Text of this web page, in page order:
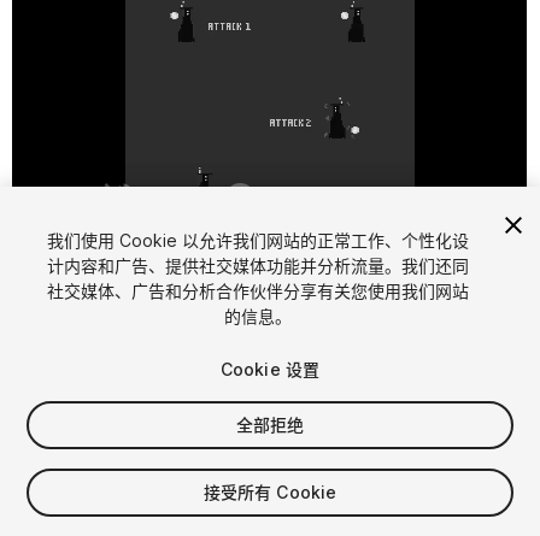
1/2
$4.99
增值税将在结算时计算
我们使用 Cookie 以允许我们网站的正常工作、个性化设
计内容和广告、提供社交媒体功能并分析流量。我们还同
社交媒体、广告和分析合作伙伴分享有关您使用我们网站
的信息。
Cookie 设置
全部拒绝
接受所有 Cookie